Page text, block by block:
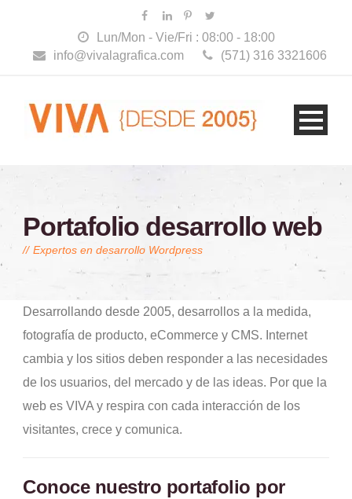
Lun/Mon - Vie/Fri : 08:00 - 18:00
info@vivalagrafica.com
(571) 316 3321606
Portafolio desarrollo web
Expertos en desarrollo Wordpress
Desarrollando desde 2005, desarrollos a la medida,
fotografía de producto, eCommerce y CMS. Internet
cambia y los sitios deben responder a las necesidades
de los usuarios, del mercado y de las ideas. Por que la
web es VIVA y respira con cada interacción de los
visitantes, crece y comunica.
Conoce nuestro portafolio por